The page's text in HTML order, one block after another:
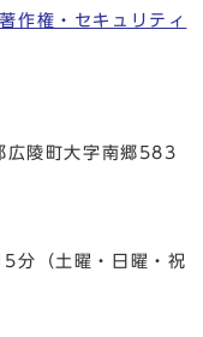
著作権・セキュリティ
陵町大字南郷583
分（土曜・日曜・祝